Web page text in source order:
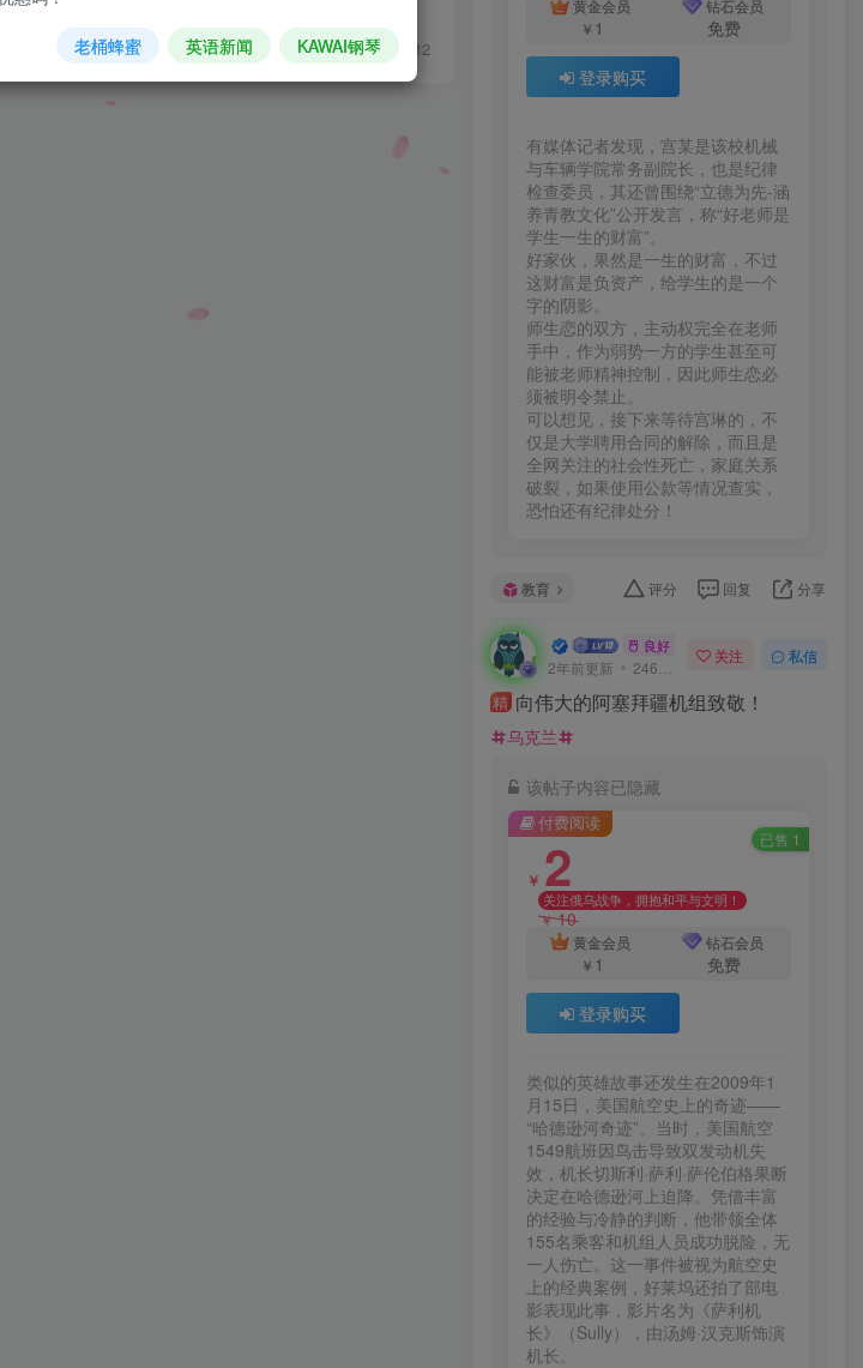
0 93 12
黄金会员
￥ 1
钻石会员
免费
登录购买
有媒体记者发现，宫某是该校机械
与车辆学院常务副院长，也是纪律
检查委员，其还曾围绕“立德为先-涵
养青教文化”公开发言，称“好老师是
学生一生的财富”。
好家伙，果然是一生的财富，不过
这财富是负资产，给学生的是一个
字的阴影。
师生恋的双方，主动权完全在老师
手中，作为弱势一方的学生甚至可
能被老师精神控制，因此师生恋必
须被明令禁止。
可以想见，接下来等待宫琳的，不
仅是大学聘用合同的解除，而且是
全网关注的社会性死亡，家庭关系
破裂，如果使用公款等情况查实，
恐怕还有纪律处分！
教育 评分 回复 分享
一口深井 良好 · 560
2年前更新 246次阅读
关注 私信
精 向伟大的阿塞拜疆机组致敬！
乌克兰
该帖子内容已隐藏
付费阅读
已售 1
￥ 2
关注俄乌战争，拥抱和平与文明！
￥10
黄金会员
￥ 1
钻石会员
免费
登录购买
类似的英雄故事还发生在2009年1
月15日，美国航空史上的奇迹——
“哈德逊河奇迹”。当时，美国航空
1549航班因鸟击导致双发动机失
效，机长切斯利·萨利·萨伦伯格果断
决定在哈德逊河上迫降。凭借丰富
的经验与冷静的判断，他带领全体
155名乘客和机组人员成功脱险，无
一人伤亡。这一事件被视为航空史
上的经典案例，好莱坞还拍了部电
影表现此事，影片名为《萨利机
长》（Sully），由汤姆·汉克斯饰演
机长。
老桶蜂蜜 英语新闻 KAWAI钢琴